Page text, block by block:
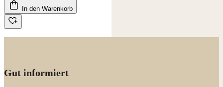
In den Warenkorb
Gut informiert